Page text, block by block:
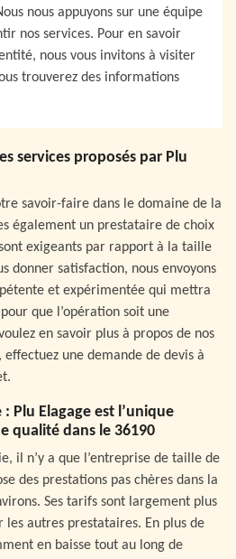
nous appuyons sur une équipe
nos services. Pour en savoir
nous vous invitons à visiter
trouverez des informations
services proposés par Plu
savoir-faire dans le domaine de la
également un prestataire de choix
exigeants par rapport à la taille
donner satisfaction, nous envoyons
et expérimentée qui mettra
que l’opération soit une
en savoir plus à propos de nos
une demande de devis à
Plu Elagage est l’unique
qualité dans le 36190
il n’y a que l’entreprise de taille de
des prestations pas chères dans la
Ses tarifs sont largement plus
les autres prestataires. En plus de
en baisse tout au long de